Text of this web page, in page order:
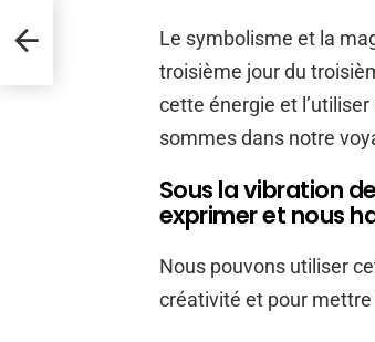
Le symbolisme et la
troisième jour du
cette énergie et
sommes dans notre
Sous la vibration
exprimer et nous
Nous pouvons utiliser
créativité et pour